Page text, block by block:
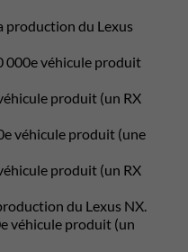
production du Lexus
000e véhicule produit
produit (un RX
véhicule produit (une
produit (un RX
du Lexus NX.
véhicule produit (un